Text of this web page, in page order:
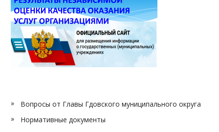
Вопросы от Главы Гдовского муниципального округа
Нормативные документы